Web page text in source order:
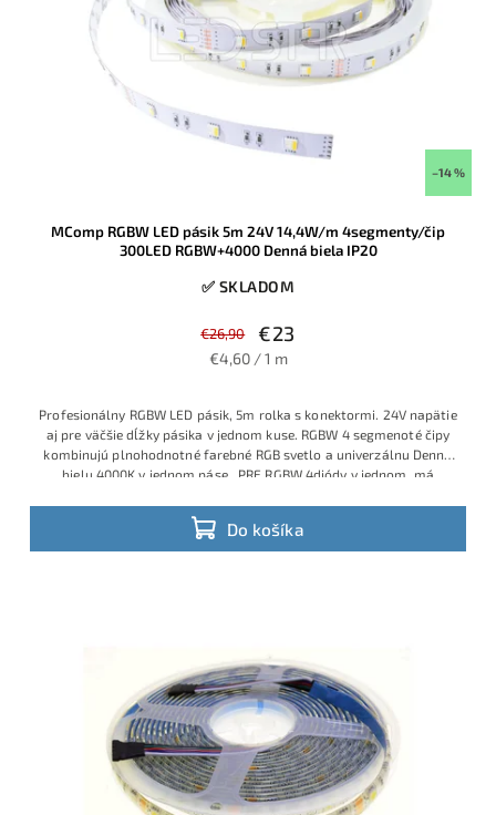
–14 %
MComp RGBW LED pásik 5m 24V 14,4W/m 4segmenty/čip
300LED RGBW+4000 Denná biela IP20
✅ SKLADOM
€26,90 €23
€4,60 / 1 m
Do košíka
Profesionálny RGBW LED pásik, 5m rolka s konektormi. 24V napätie
aj pre väčšie dĺžky pásika v jednom kuse. RGBW 4 segmenoté čipy
kombinujú plnohodnotné farebné RGB svetlo a univerzálnu Dennú
bielu 4000K v jednom páse. PRE RGBW 4diódy v jednom, má
jasný, rovnomerný svit pre náročnejšie interiérové projekty.